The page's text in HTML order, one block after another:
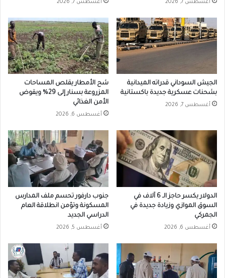
أغسطس 7, 2026 أغسطس 7, 2026
الجيش السوداني قدراته الميدانية
بشحنات عسكرية جديدة باكستانية
أغسطس 7, 2026
شح الأمطار يقلص المساحات
المزروعة بسنار إلى 29% ويقوض
الأمن الغذائي
أغسطس 6, 2026
الدولار يكسر حاجز الـ 6 آلاف في
السوق الموازي وزيادة جديدة في
الجمركي
أغسطس 6, 2026
جنوب دارفور تحسم ملف المدارس
المسكونة وتؤمن انطلاقة العام
الدراسي الجديد
أغسطس 5, 2026